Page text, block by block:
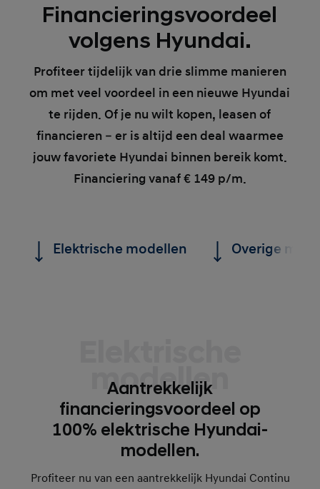
Financieringsvoordeel
volgens Hyundai.
Profiteer tijdelijk van drie slimme manieren
om met veel voordeel in een nieuwe Hyundai
te rijden. Of je nu wilt kopen, leasen of
financieren – er is altijd een deal waarmee
jouw favoriete Hyundai binnen bereik komt.
Financiering vanaf € 149 p/m.
Elektrische modellen Overige
modellen
Aantrekkelijk
financieringsvoordeel op
100% elektrische Hyundai-
modellen.
Profiteer nu van een aantrekkelijk Hyundai Continu